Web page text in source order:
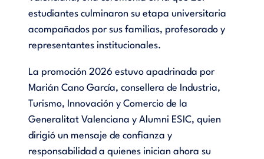
estudiantes culminaron su etapa universitaria
acompañados por sus familias, profesorado y
representantes institucionales.
La promoción 2026 estuvo apadrinada por
Marián Cano García, consellera de Industria,
Turismo, Innovación y Comercio de la
Generalitat Valenciana y Alumni ESIC, quien
dirigió un mensaje de confianza y
responsabilidad a quienes inician ahora su